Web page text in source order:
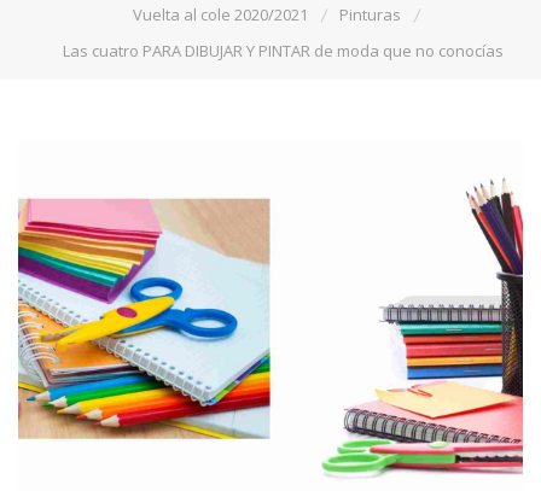
Vuelta al cole 2020/2021
Pinturas
Las cuatro PARA DIBUJAR Y PINTAR de moda que no conocías